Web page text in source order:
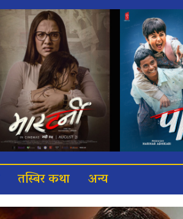
तस्बिर कथा अन्य